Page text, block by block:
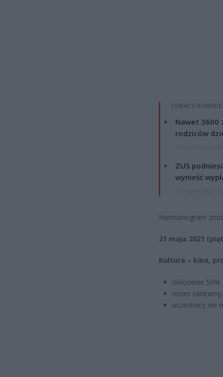
ZOBACZ
Nawet 3600
rodziców
ZUS
wynieść
Harmonogram
21 maja 2021
Kultura – kina,
obłożenie 50%
reżim
uczestnicy nie